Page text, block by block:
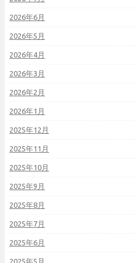
2026年6月
2026年5月
2026年4月
2026年3月
2026年2月
2026年1月
2025年12月
2025年11月
2025年10月
2025年9月
2025年8月
2025年7月
2025年6月
2025年5月